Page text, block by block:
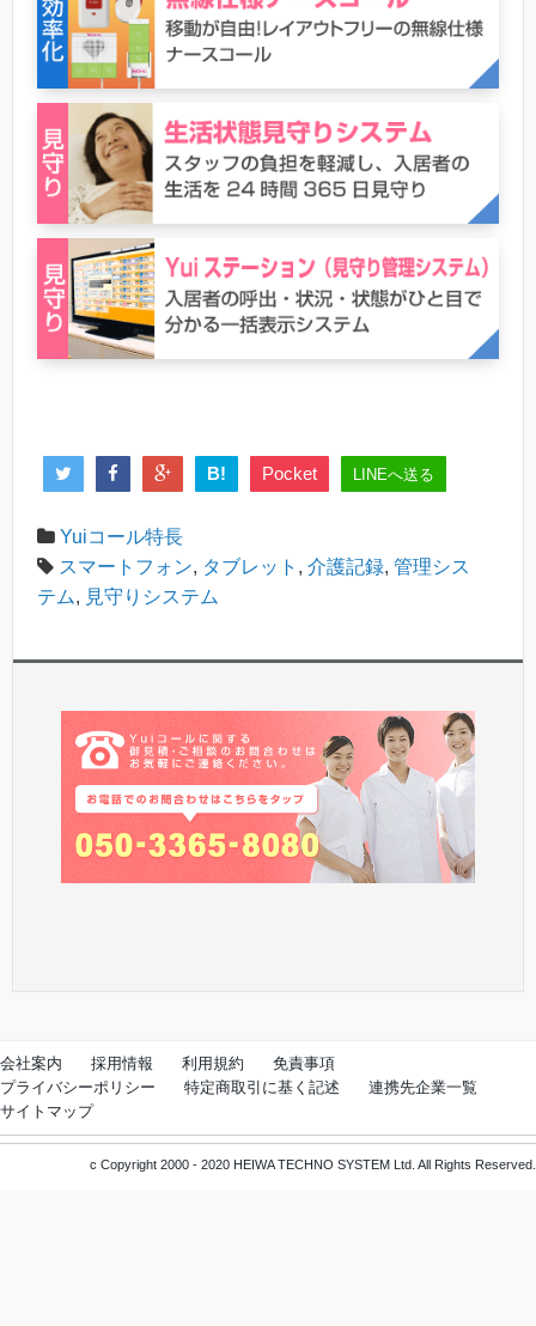
B! Pocket LINEへ送る
Yuiコール特長
スマートフォン, タブレット , 介護記録, 管理シス
テム, 見守りシステム
会社案内 採用情報 利用規約
免責事項
プライバシーポリシー
特定商取引に基く記述
連携先企業一覧
サイトマップ
c Copyright 2000 - 2020 HEIWA TECHNO SYSTEM Ltd. All Rights Reserved.